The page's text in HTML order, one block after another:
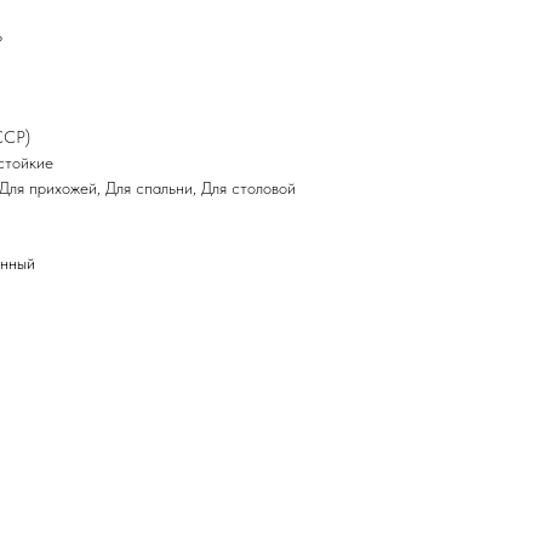
Для прихожей Для спальни Для столовой